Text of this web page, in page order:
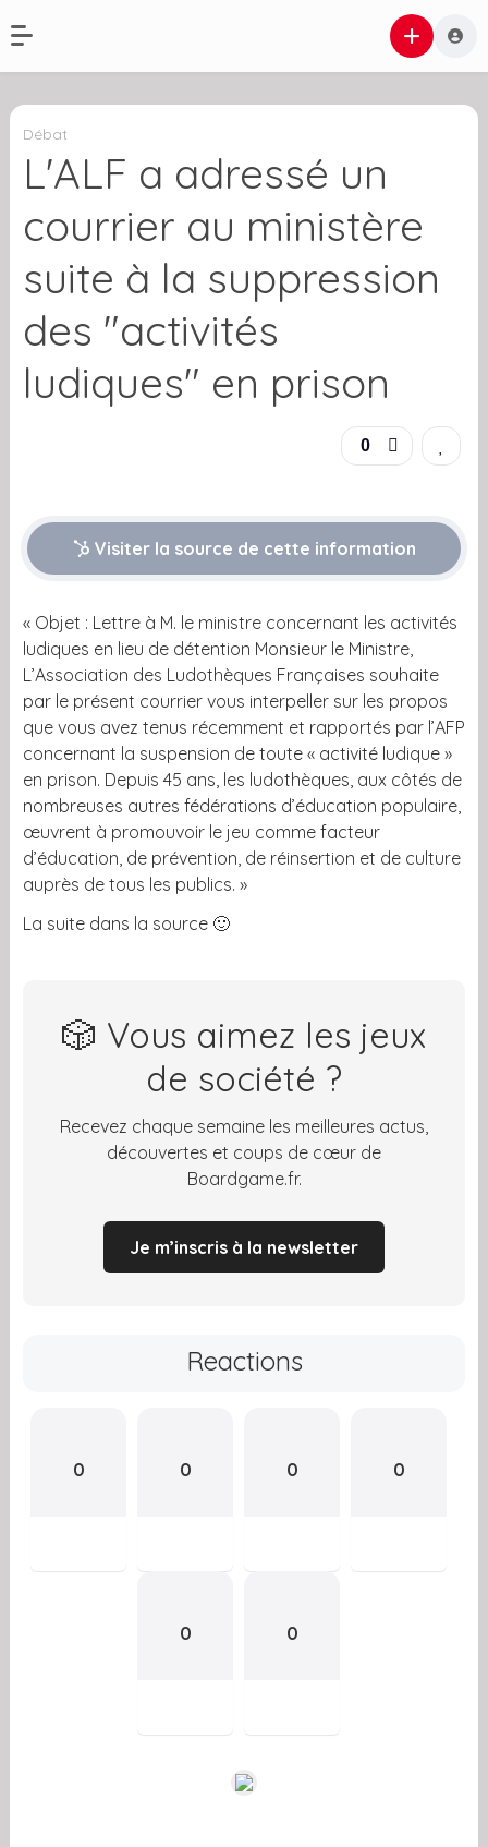
Débat
L'ALF a adressé un
courrier au ministère
suite à la suppression
des "activités
ludiques" en prison
0
Visiter la source de cette information
« Objet : Lettre à M. le ministre concernant les activités
ludiques en lieu de détention Monsieur le Ministre,
L’Association des Ludothèques Françaises souhaite
par le présent courrier vous interpeller sur les propos
que vous avez tenus récemment et rapportés par l’AFP
concernant la suspension de toute « activité ludique »
en prison. Depuis 45 ans, les ludothèques, aux côtés de
nombreuses autres fédérations d’éducation populaire,
œuvrent à promouvoir le jeu comme facteur
d’éducation, de prévention, de réinsertion et de culture
auprès de tous les publics. »
La suite dans la source 🙂
🎲 Vous aimez les jeux
de société ?
Recevez chaque semaine les meilleures actus,
découvertes et coups de cœur de
Boardgame.fr.
Je m’inscris à la newsletter
Reactions
0 0 0 0
0 0